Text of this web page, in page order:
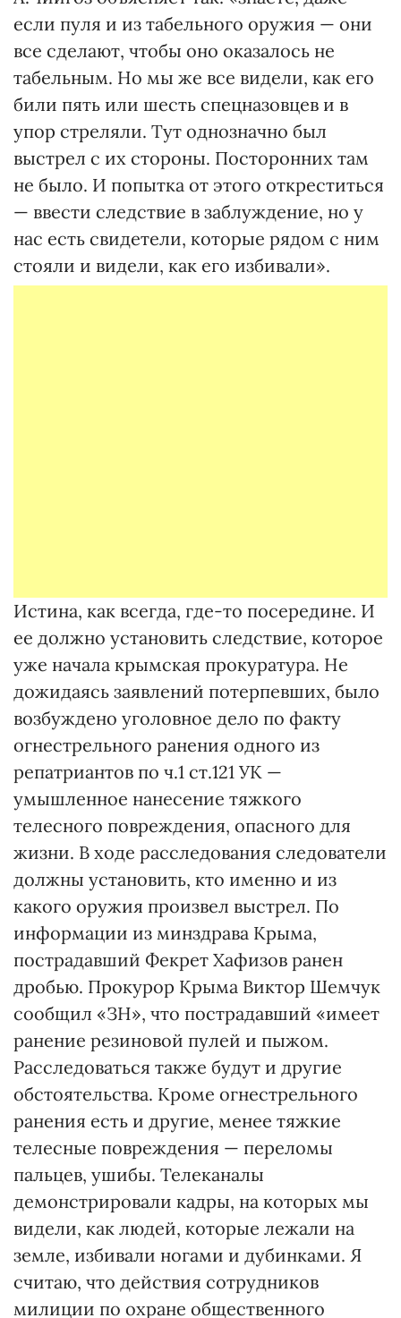
если пуля и из табельного оружия — они
все сделают, чтобы оно оказалось не
табельным. Но мы же все видели, как его
били пять или шесть спецназовцев и в
упор стреляли. Тут однозначно был
выстрел с их стороны. Посторонних там
не было. И попытка от этого откреститься
— ввести следствие в заблуждение, но у
нас есть свидетели, которые рядом с ним
стояли и видели, как его избивали».
Истина, как всегда, где-то посередине. И
ее должно установить следствие, которое
уже начала крымская прокуратура. Не
дожидаясь заявлений потерпевших, было
возбуждено уголовное дело по факту
огнестрельного ранения одного из
репатриантов по ч.1 ст.121 УК —
умышленное нанесение тяжкого
телесного повреждения, опасного для
жизни. В ходе расследования следователи
должны установить, кто именно и из
какого оружия произвел выстрел. По
информации из минздрава Крыма,
пострадавший Фекрет Хафизов ранен
дробью. Прокурор Крыма Виктор Шемчук
сообщил «ЗН», что пострадавший «имеет
ранение резиновой пулей и пыжом.
Расследо­ваться также будут и другие
обстоятельства. Кроме огнестрельного
ранения есть и другие, менее тяжкие
телесные повреждения — переломы
пальцев, ушибы. Телеканалы
демонстрировали кадры, на которых мы
видели, как людей, которые лежали на
земле, избивали ногами и дубинками. Я
считаю, что действия сотрудников
милиции по охране общественного